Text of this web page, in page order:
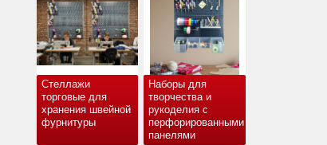
Стеллажи
торговые для
хранения швейной
фурнитуры
Наборы для
творчества и
рукоделия с
перфорированными
панелями